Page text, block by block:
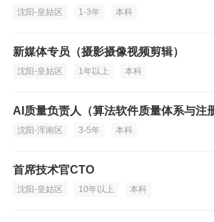
沈阳-皇姑区 1-3年 本科
新媒体专员（摄影摄像视频剪辑）
沈阳-皇姑区 1年以上 本科
AI质量负责人（算法软件质量体系与注
沈阳-浑南区 3-5年 本科
首席技术官CTO
沈阳-皇姑区 10年以上 本科